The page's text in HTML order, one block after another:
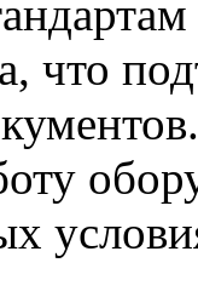
что